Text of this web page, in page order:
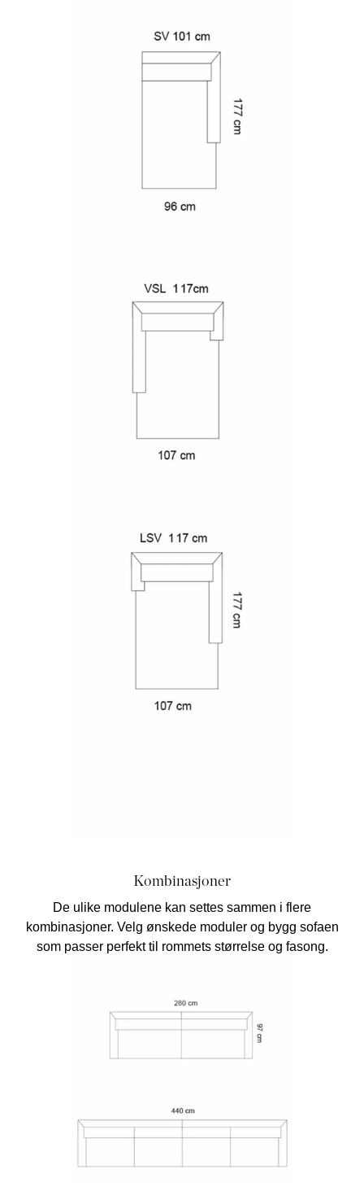
Kombinasjoner
De ulike modulene kan settes sammen i flere
kombinasjoner. Velg ønskede moduler og bygg sofaen
som passer perfekt til rommets størrelse og fasong.